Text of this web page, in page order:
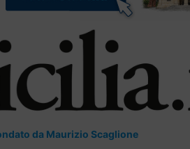
da Maurizio Scaglione